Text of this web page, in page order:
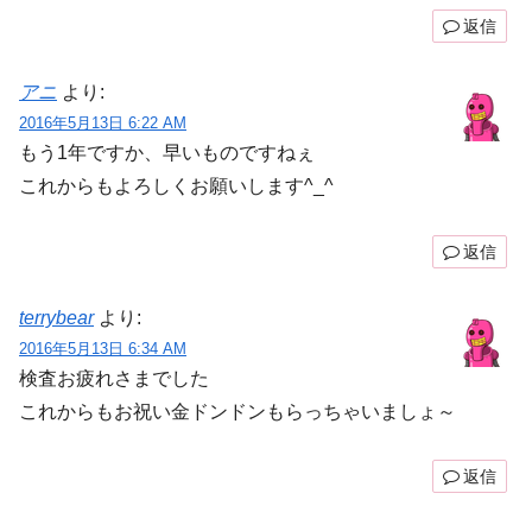
返信
アニ より:
2016年5月13日 6:22 AM
もう1年ですか、早いものですねぇ
これからもよろしくお願いします^_^
返信
terrybear より:
2016年5月13日 6:34 AM
検査お疲れさまでした
これからもお祝い金ドンドンもらっちゃいましょ～
返信